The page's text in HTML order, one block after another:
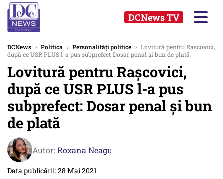
DCNews TV
DCNews › Politica › Personalități politice › Lovitură pentru Rașcovici,
după ce USR PLUS l-a pus subprefect: Dosar penal și bun de plată
Lovitură pentru Rașcovici,
după ce USR PLUS l-a pus
subprefect: Dosar penal și bun
de plată
Autor:Roxana Neagu
Data publicării: 28 Mai 2021